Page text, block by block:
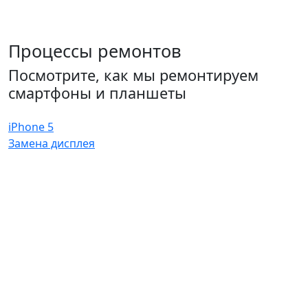
Процессы ремонтов
Посмотрите, как мы ремонтируем
смартфоны и планшеты
iPhone 5
Замена дисплея